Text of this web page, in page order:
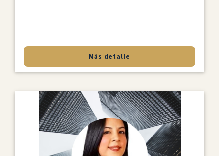
Más detalle